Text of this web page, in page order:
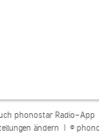
phonostar Radio-App
ändern | ©